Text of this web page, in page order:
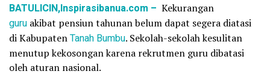
BATULICIN,Inspirasibanua.com – Kekurangan
guru akibat pensiun tahunan belum dapat segera diatasi
di KabupatenTanah Bumbu. Sekolah-sekolah kesulitan
menutup kekosongan karena rekrutmen guru dibatasi
oleh aturan nasional.